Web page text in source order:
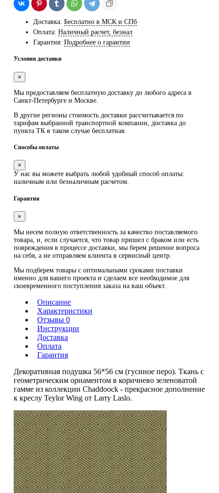
Доставка: Бесплатно в МСК и СПб
Оплата: Наличный расчет, безнал
Гарантия: Подробнее о гарантии
Условия доставки
×
Мы предоставляем бесплатную доставку до любого адреса в
Санкт-Петербурге и Москве.
В другие регионы стоимость доставки рассчитывается по
тарифам выбранной транспортной компании, доставка до
пункта ТК в таком случае бесплатная
Способы оплаты
×
У нас вы можете выбрать любой удобный способ оплаты:
наличным или безналичным расчетом.
Гарантия
×
Мы несем полную ответственность за качество поставляемого
товара, и, если случается, что товар пришел с браком или есть
повреждения в процессе доставки, мы берем решение вопроса
на себя, а не отправляем клиента в сервисный центр.
Мы подберем товары с оптимальными сроками поставки
именно для вашего проекта и сделаем все необходимое для
своевременного поступления заказа на ваш объект.
Описание
Характеристики
Отзывы 0
Инструкции
Доставка
Оплата
Гарантия
Декоративная подушка 56*56 см (гусиное перо). Ткань с
геометрическим орнаментом в коричнево зеленоватой
гамме из коллекции Chaddoock - прекрасное дополнение
к креслу Teylor Wing от Larry Laslo.